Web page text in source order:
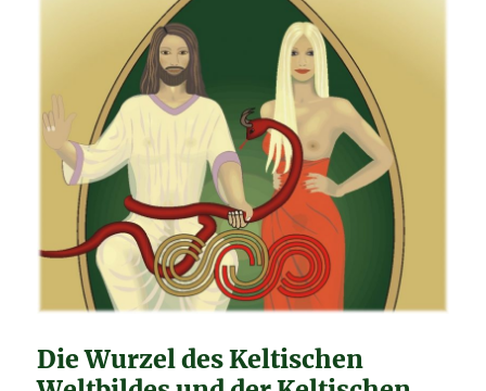
Die Wurzel des Keltischen